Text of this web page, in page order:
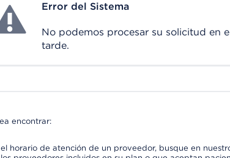
ErrorError del Sistema
No podemos procesar su solicitud en
tarde.
encontrar:
el horario de atención de un proveedor, busque en